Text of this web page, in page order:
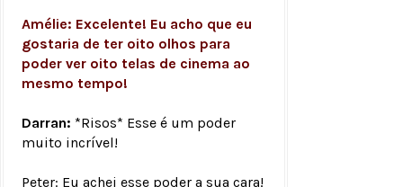
Amélie: Excelente! Eu acho que eu
gostaria de ter oito olhos para
poder ver oito telas de cinema ao
mesmo tempo!
Darran: *Risos* Esse é um poder
muito incrível!
Peter: Eu achei esse poder a sua cara!